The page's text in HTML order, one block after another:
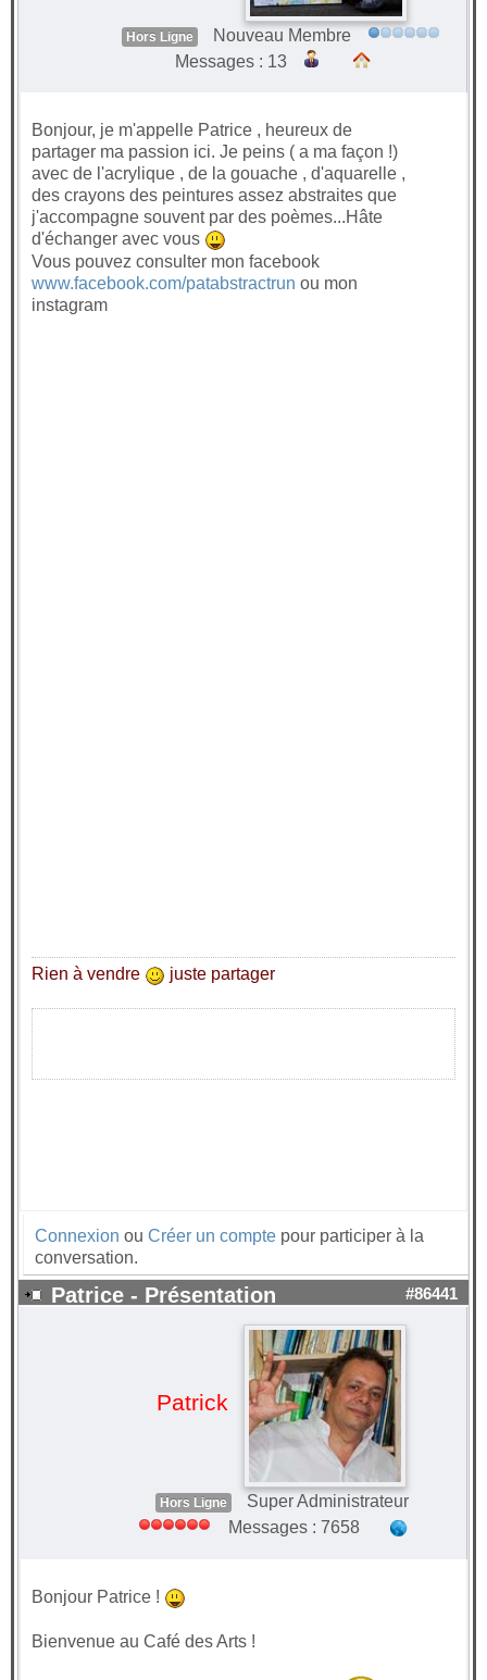
Hors Ligne
Nouveau Membre
Messages : 13
Bonjour, je m'appelle Patrice , heureux de
partager ma passion ici. Je peins ( a ma façon !)
avec de l'acrylique , de la gouache , d'aquarelle ,
des crayons des peintures assez abstraites que
j'accompagne souvent par des poèmes...Hâte
d'échanger avec vous
Vous pouvez consulter mon facebook
www.facebook.com/patabstractrun ou mon
instagram
Rien à vendre juste partager
Connexion ou Créer un compte pour participer à la
conversation.
Patrice - Présentation #86441
Patrick
Hors Ligne
Super Administrateur
Messages : 7658
Bonjour Patrice !
Bienvenue au Café des Arts !